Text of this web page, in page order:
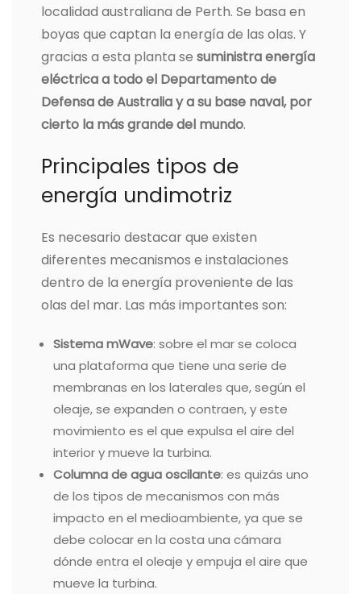
localidad australiana de Perth. Se basa en
boyas que captan la energía de las olas. Y
gracias a esta planta se suministra energía
eléctrica a todo el Departamento de
Defensa de Australia y a su base naval, por
cierto la más grande del mundo.
Principales tipos de
energía undimotriz
Es necesario destacar que existen
diferentes mecanismos e instalaciones
dentro de la energía proveniente de las
olas del mar. Las más importantes son:
Sistema mWave: sobre el mar se coloca
una plataforma que tiene una serie de
membranas en los laterales que, según el
oleaje, se expanden o contraen, y este
movimiento es el que expulsa el aire del
interior y mueve la turbina.
Columna de agua oscilante: es quizás uno
de los tipos de mecanismos con más
impacto en el medioambiente, ya que se
debe colocar en la costa una cámara
dónde entra el oleaje y empuja el aire que
mueve la turbina.